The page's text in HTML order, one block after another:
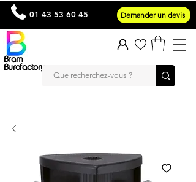
Bram
Burofactory
01 43 53 60 45 Demander un devis